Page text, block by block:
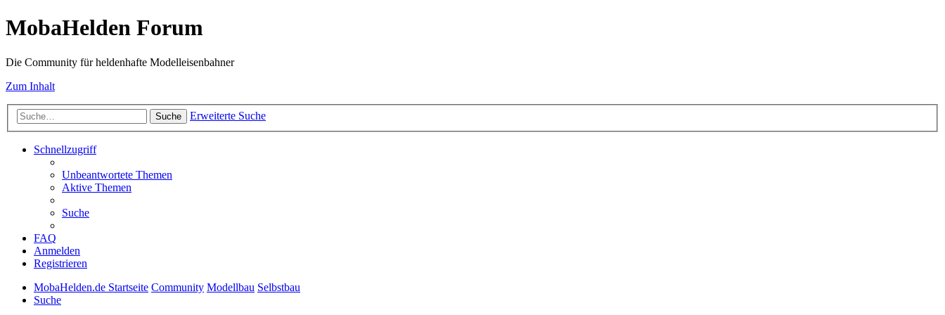
MobaHelden Forum
Die Community für heldenhafte Modelleisenbahner
Zum Inhalt
Suche Erweiterte Suche
Schnellzugriff
Unbeantwortete Themen
Aktive Themen
Suche
FAQ
Anmelden
Registrieren
MobaHelden.de Startseite Community Modellbau Selbstbau
Suche